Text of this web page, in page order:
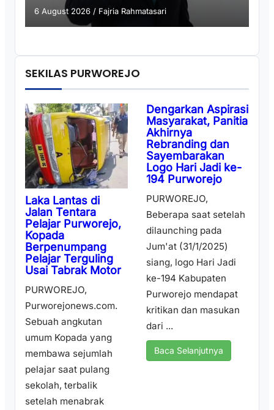
6 August 2026 / Fajria Rahmatasari
SEKILAS PURWOREJO
Laka Lantas di
Jalan Tentara
Pelajar Purworejo,
Kopada
Berpenumpang
Pelajar Terguling
Usai Tabrak Motor
PURWOREJO,
Purworejonews.com.
Sebuah angkutan
umum Kopada yang
membawa sejumlah
pelajar saat pulang
sekolah, terbalik
setelah menabrak
Dengarkan Aspirasi
Masyarakat, Panitia
Akhirnya
Rebranding dan
Sayembarakan
Logo Hari Jadi ke-
194 Purworejo
PURWOREJO,
Beberapa saat setelah
dilaunching pada
Jum'at (31/1/2025)
siang, logo Hari Jadi
ke-194 Kabupaten
Purworejo mendapat
kritikan dan masukan
dari ...
Baca Selanjutnya